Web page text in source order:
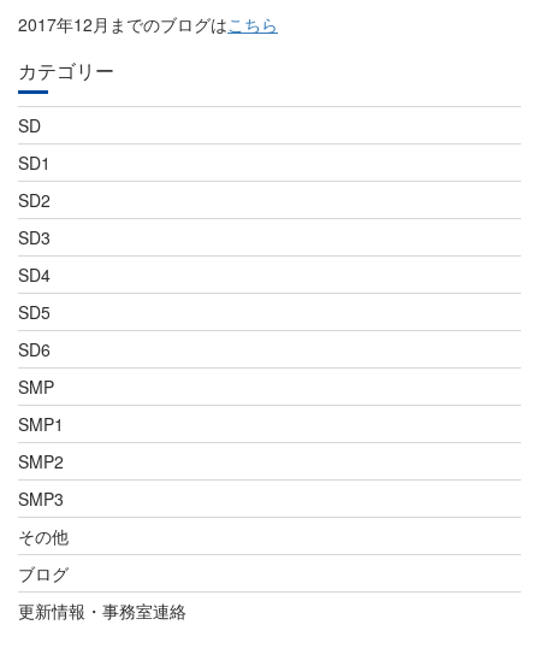
2017年12月までのブログはこちら
カテゴリー
SD
SD1
SD2
SD3
SD4
SD5
SD6
SMP
SMP1
SMP2
SMP3
その他
ブログ
更新情報・事務室連絡